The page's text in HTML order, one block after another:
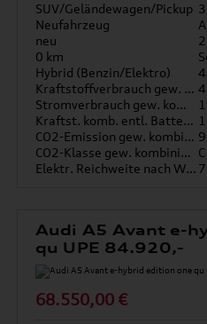
SUV/Geländewagen/Pickup
Neufahrzeug
neu
0 km
Hybrid (Benzin/Elektro)
Kraftstoffverbrauch gew. kombiniert
Stromverbrauch gew. kombiniert
Kraftst. komb. entl. Batterie
CO2-Emission gew. kombiniert
CO2-Klasse gew. kombiniert
Elektr. Reichweite nach WLTP*
Audi A5 Avant e-
qu UPE 84.920,-
68.550,00 €